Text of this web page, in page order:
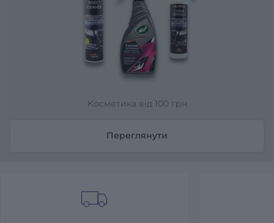
Косметика від 100 грн
Переглянути